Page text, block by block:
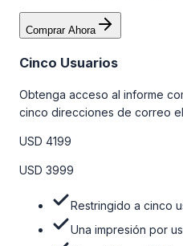
Comprar Ahora
Cinco Usuarios
Obtenga acceso al informe
cinco direcciones de correo
venta y el soporte post-venta
obtener más información,
USD 4199
USD 3999
Restringido a cinco
Una impresión por